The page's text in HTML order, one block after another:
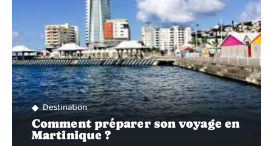
Destination
Comment préparer son voyage en
Martinique ?